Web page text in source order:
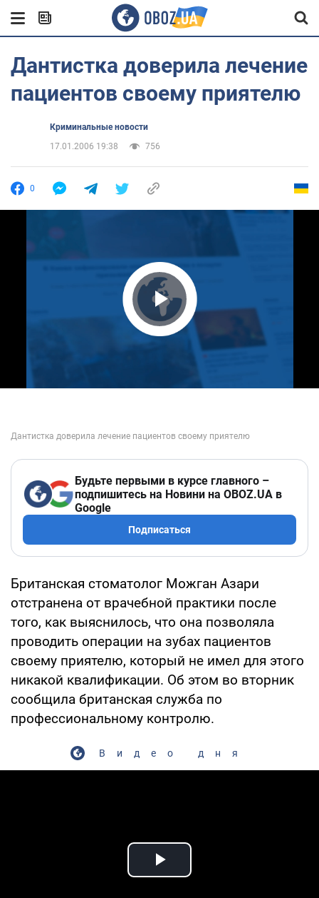
Дантистка доверила лечение
пациентов своему приятелю
Криминальные новости
17.01.2006 19:38
756
0
Play Video
Будьте первыми в курсе главного –
подпишитесь на Новини на OBOZ.UA в
Google
Подписаться
Британская стоматолог Можган Азари
отстранена от врачебной практики после
того, как выяснилось, что она позволяла
проводить операции на зубах пациентов
своему приятелю, который не имел для этого
никакой квалификации. Об этом во вторник
сообщила британская служба по
профессиональному контролю.
Видео дня
Play Video